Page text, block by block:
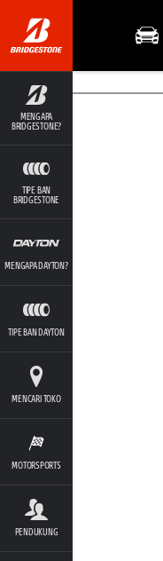
MENGAPA
BRIDGESTONE?
TIPE BAN
BRIDGESTONE
MENGAPA DAYTON?
TIPE BAN DAYTON
MENCARI TOKO
MOTORSPORTS
PENDUKUNG